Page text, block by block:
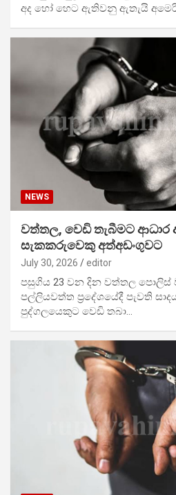
අද හෝ හෙට ඇතිවනු ඇතැයි
NEWS
වත්තල, වෙඩි තැබීමට ආධාර
සැකකරුවෙකු අත්අඩංගුවට
July 30, 2026 editor
පසුගිය 23 වන දින වත්තල පොලිස්
පල්ලියවත්ත ප්‍රදේශයේදී පැවති
පුද්ගලයෙකුට වෙඩි තබා…